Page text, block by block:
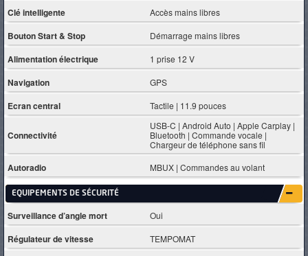
Clé intelligente Accès mains libres
Bouton Start & Stop Démarrage mains libres
Alimentation électrique 1 prise 12 V
Navigation GPS
Ecran central Tactile | 11.9 pouces
Connectivité
USB-C | Android Auto | Apple Carplay |
Bluetooth | Commande vocale |
Chargeur de téléphone sans fil
Autoradio MBUX | Commandes au volant
EQUIPEMENTS DE SÉCURITÉ
Surveillance d’angle mort Oui
Régulateur de vitesse TEMPOMAT